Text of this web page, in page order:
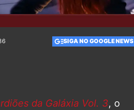
SIGA NO GOOGLE NEWS
da Galáxia Vol. 3, o